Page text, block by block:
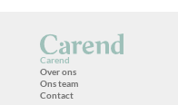
Carend
Over ons
Ons team
Contact